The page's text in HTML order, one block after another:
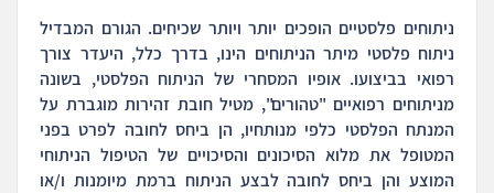
ניתוחים פלסטיים הופכים יותר ויותר שכיחים. הגורם המבדיל
ניתוח פלסטי מיתר הניתוחים הינו, בדרך כלל, היעדר צורך
רפואי בביצועו. אופיו המסחרי של הניתוח הפלסטי, בשונה
מניתוחים רפואיים "טהורים", מטיל חובת זהירות מוגברת על
המנתח הפלסטי כלפי מנותחיו, הן ביחס לחובה לפרט בפני
המטופל את מלוא הסיכונים והסיכויים של הטיפול הניתוחי
המוצע והן ביחס לחובה לבצע הניתוח ברמת מיומנות ו/או